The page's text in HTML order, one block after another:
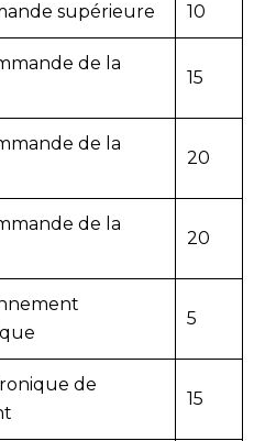
supérieure 10
de la
15
de la
20
de la
20
5
de
15